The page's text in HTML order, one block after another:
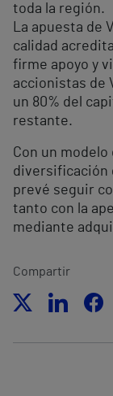
toda la región.
La apuesta
calidad
firme apoyo y
accionistas de
un 80% del
restante.
Con un
diversificación
prevé seguir
tanto con la
mediante
Compartir